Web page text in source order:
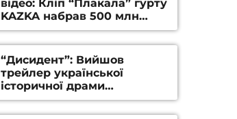
відео: Кліп “Плакала” гурту
KAZKA набрав 500 млн
переглядів на YouTube
“Дисидент”: Вийшов
трейлер української
історичної драми
Станіслава Гуренка та
Андрія Алфьорова (ВІДЕО)